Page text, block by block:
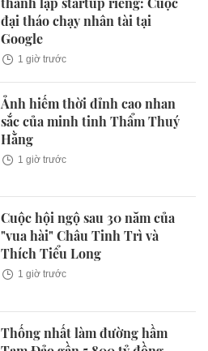
đại tháo chạy nhân tài tại
Google
1 giờ trước
Ảnh hiếm thời đỉnh cao nhan
sắc của minh tinh Thẩm Thuý
Hằng
1 giờ trước
Cuộc hội ngộ sau 30 năm của
"vua hài" Châu Tinh Trì và
Thích Tiểu Long
1 giờ trước
Thống nhất làm đường hầm